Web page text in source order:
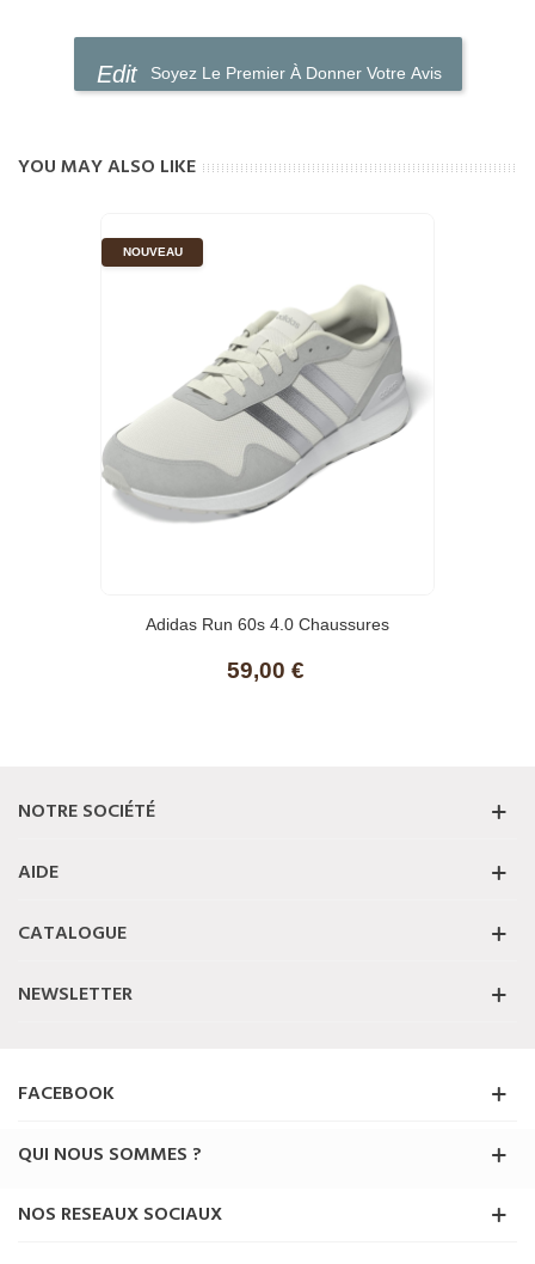
Soyez Le Premier À Donner Votre Avis
YOU MAY ALSO LIKE
NOUVEAU
Adidas Run 60s 4.0 Chaussures
59,00 €
NOTRE SOCIÉTÉ
AIDE
CATALOGUE
NEWSLETTER
FACEBOOK
QUI NOUS SOMMES ?
NOS RESEAUX SOCIAUX